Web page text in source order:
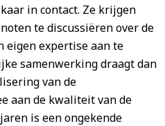
in contact. Ze krijgen
te discussiëren over de
eigen expertise aan te
samenwerking draagt dan
van de
aan de kwaliteit van de
is een ongekende